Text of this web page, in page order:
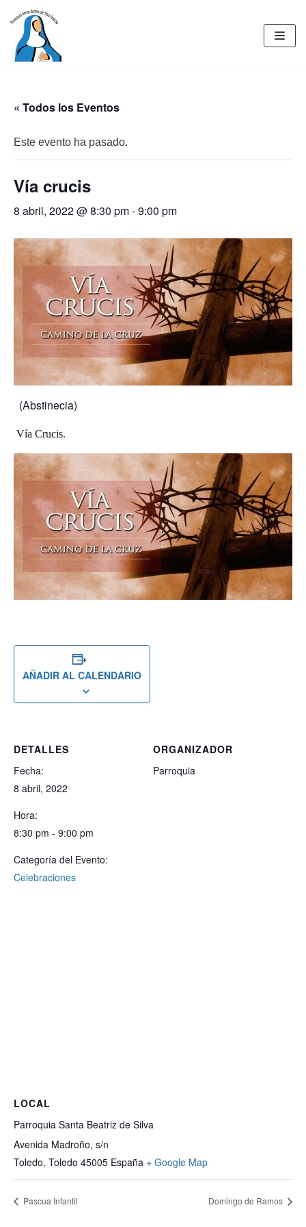
Saltar
contenido
« Todos los Eventos
Este evento ha pasado.
Vía crucis
8 abril, 2022 @ 8:30 pm-9:00 pm
(Abstinecia)
Vía Crucis.
AÑADIR AL CALENDARIO
DETALLES
Fecha:
8 abril, 2022
Hora:
8:30 pm - 9:00 pm
Categoría del Evento:
Celebraciones
ORGANIZADOR
Parroquia
LOCAL
Parroquia Santa Beatriz de Silva
Avenida Madroño, s/n
Toledo, Toledo 45005 España + Google Map
Pascua Infantil Domingo de Ramos